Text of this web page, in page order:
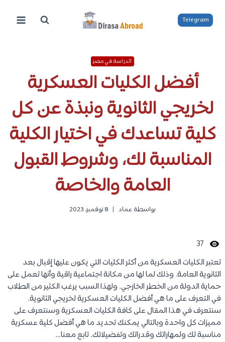
المحتوى
Telegram
الدراسة في مصر
أفضل الكليات العسكرية
لخريجي الثانوية ونبذة عن كل
كلية تساعدك في اختيار الكلية
المناسبة لك، وشروط القبول
العامة والخاصة
بواسطة عماد 8 نوفمبر، 2023
37
تعتبر الكليات العسكرية من أكثر الكليات التي يكون عليها إقبال بعد
الثانوية العامة. وذلك لما لها من مكانة اجتماعية راقية وأنها تعمل على
حماية الدولة من الخطر الخارجي. ولهذا السبب يرغب الكثير من الطلاب
في التعرف على ما هي أفضل الكليات العسكرية لخريجي الثانوية.
سنتعرف في هذا المقال على كافة الكليات العسكرية وسنتعرف على
مميزات كل واحدة وبالتالي يمكنك تحديد ما هي أفضل كلية عسكرية
مناسبة لك ولمهاراتك وقدراتك وتفضيلاتك. تابع معنا…